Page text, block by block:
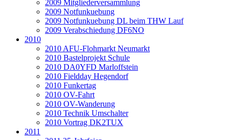
2009 Mitgliederversammlung
2009 Notfunkuebung
2009 Notfunkuebung DL beim THW Lauf
2009 Verabschiedung DF6NO
2010
2010 AFU-Flohmarkt Neumarkt
2010 Bastelprojekt Schule
2010 DA0YFD Marloffstein
2010 Fieldday Hegendorf
2010 Funkertag
2010 OV-Fahrt
2010 OV-Wanderung
2010 Technik Umschalter
2010 Vortrag DK2TUX
2011